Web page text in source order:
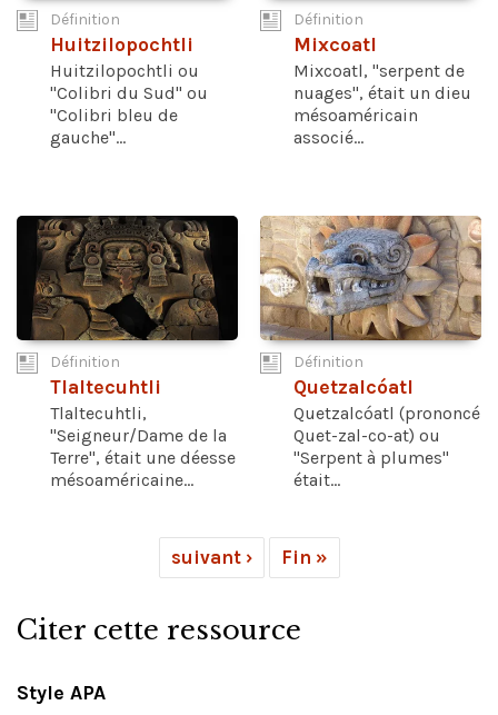
Définition
Huitzilopochtli
Huitzilopochtli ou
"Colibri du Sud" ou
"Colibri bleu de
gauche"...
Définition
Mixcoatl
Mixcoatl, "serpent de
nuages", était un dieu
mésoaméricain
associé...
Définition
Tlaltecuhtli
Tlaltecuhtli,
"Seigneur/Dame de la
Terre", était une déesse
mésoaméricaine...
Définition
Quetzalcóatl
Quetzalcóatl (prononcé
Quet-zal-co-at) ou
"Serpent à plumes"
était...
suivant › Fin »
Citer cette ressource
Style APA